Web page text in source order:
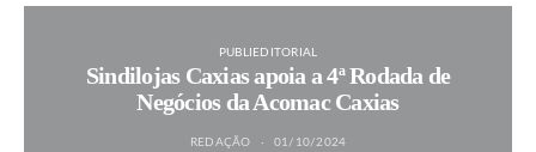
PUBLIEDITORIAL
Sindilojas Caxias apoia a 4ª Rodada de
Negócios da Acomac Caxias
REDAÇÃO 01/10/2024